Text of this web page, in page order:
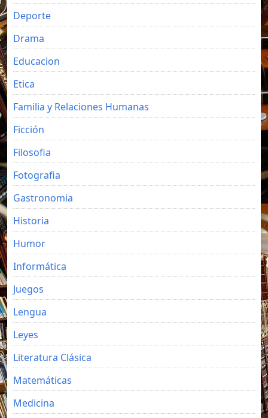
Deporte
Drama
Educacion
Etica
Familia y Relaciones Humanas
Ficción
Filosofia
Fotografia
Gastronomia
Historia
Humor
Informática
Juegos
Lengua
Leyes
Literatura Clásica
Matemáticas
Medicina